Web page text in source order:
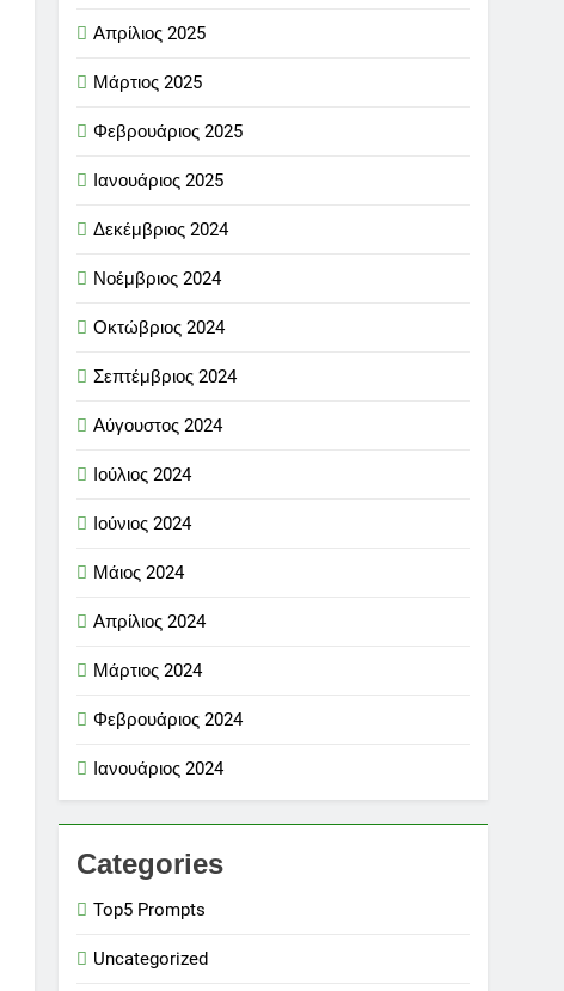
Απρίλιος 2025
Μάρτιος 2025
Φεβρουάριος 2025
Ιανουάριος 2025
Δεκέμβριος 2024
Νοέμβριος 2024
Οκτώβριος 2024
Σεπτέμβριος 2024
Αύγουστος 2024
Ιούλιος 2024
Ιούνιος 2024
Μάιος 2024
Απρίλιος 2024
Μάρτιος 2024
Φεβρουάριος 2024
Ιανουάριος 2024
Categories
Top5 Prompts
Uncategorized